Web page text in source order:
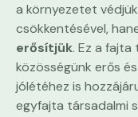
a környezetet
csökkentésével,
erősítjük. Ez a
közösségünk erős
jólétéhez is
egyfajta társadalmi